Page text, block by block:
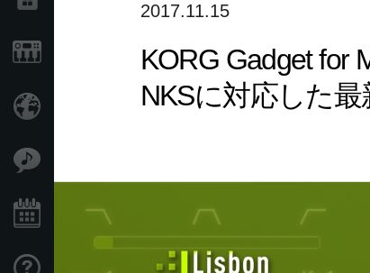
Import Products
Events
2017.11.15
KORG Gadget for
NKSに対応した